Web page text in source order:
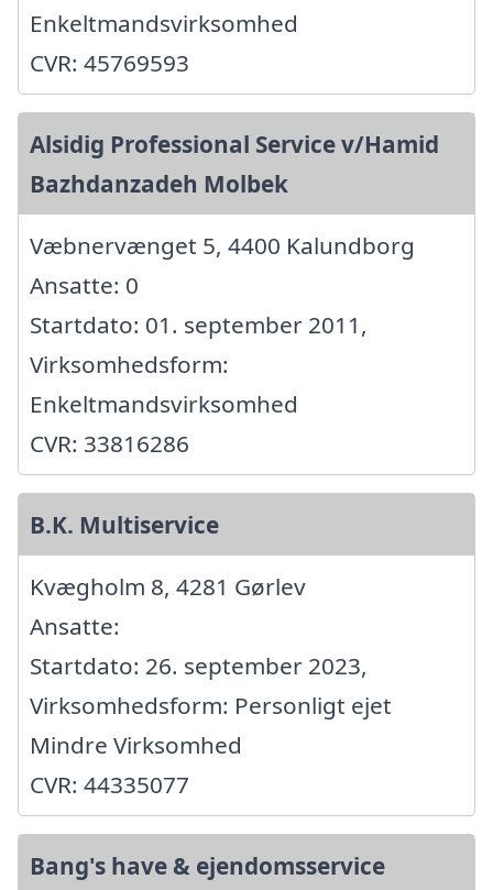
Enkeltmandsvirksomhed
CVR: 45769593
Alsidig Professional Service v/Hamid
Bazhdanzadeh Molbek
Væbnervænget 5, 4400 Kalundborg
Ansatte: 0
Startdato: 01. september 2011,
Virksomhedsform:
Enkeltmandsvirksomhed
CVR: 33816286
B.K. Multiservice
Kvægholm 8, 4281 Gørlev
Ansatte:
Startdato: 26. september 2023,
Virksomhedsform: Personligt ejet
Mindre Virksomhed
CVR: 44335077
Bang's have & ejendomsservice